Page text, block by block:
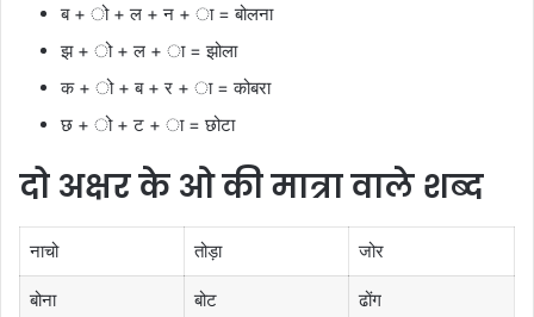
ब + ो + ल + न + ा = बोलना
झ + ो + ल + ा = झोला
क + ो + ब + र + ा = कोबरा
छ + ो + ट + ा = छोटा
दो अक्षर के ओ की मात्रा वाले शब्द
नाचो तोड़ा जोर
बोना बोट ढोंग